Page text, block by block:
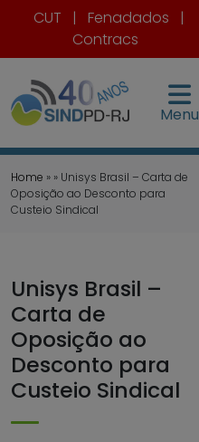
CUT | Fenadados
|
Contracs
Menu
Home » » Unisys Brasil – Carta de
Oposição ao Desconto para
Custeio Sindical
Unisys Brasil –
Carta de
Oposição ao
Desconto para
Custeio Sindical